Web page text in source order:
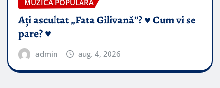
MUZICA POPULARA
Ați ascultat „Fata Gilivană”? ♥️ Cum vi se
pare? ♥️
admin aug. 4, 2026